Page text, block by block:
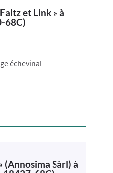
et Link » à
68C)
échevinal
(Annosima Sàrl) à